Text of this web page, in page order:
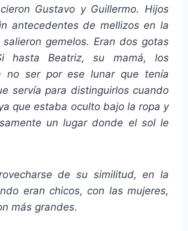
Gustavo y Guillermo. Hijos
antecedentes de mellizos en la
gemelos. Eran dos gotas
hasta Beatriz, su mamá, los
no ser por ese lunar que tenía
servía para distinguirlos cuando
que estaba oculto bajo la ropa y
un lugar donde el sol le
de su similitud, en la
eran chicos, con las mujeres,
más grandes.